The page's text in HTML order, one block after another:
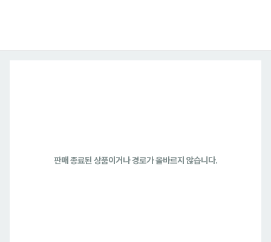
판매 종료된 상품이거나 경로가 올바르지 않습니다.